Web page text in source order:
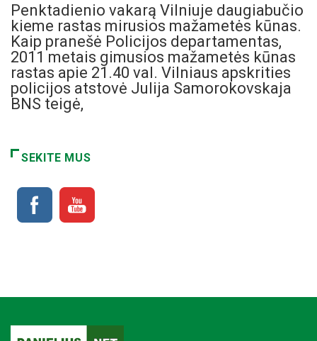
Penktadienio vakarą Vilniuje daugiabučio
kieme rastas mirusios mažametės kūnas.
Kaip pranešė Policijos departamentas,
2011 metais gimusios mažametės kūnas
rastas apie 21.40 val. Vilniaus apskrities
policijos atstovė Julija Samorokovskaja
BNS teigė,
SEKITE MUS